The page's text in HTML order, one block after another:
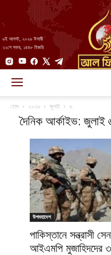
৬ই আগস্ট, ২০২৬ ঈসায়ী
২২শে সফর, ১৪৪৮ হিজরি
হোম ২০২৬ জুলাই ৬
দৈনিক আর্কাইভ:
উপমহাদেশ
পাকিস্তানে সন্ত্রাসী
আইএমপি মুজাহিদদের